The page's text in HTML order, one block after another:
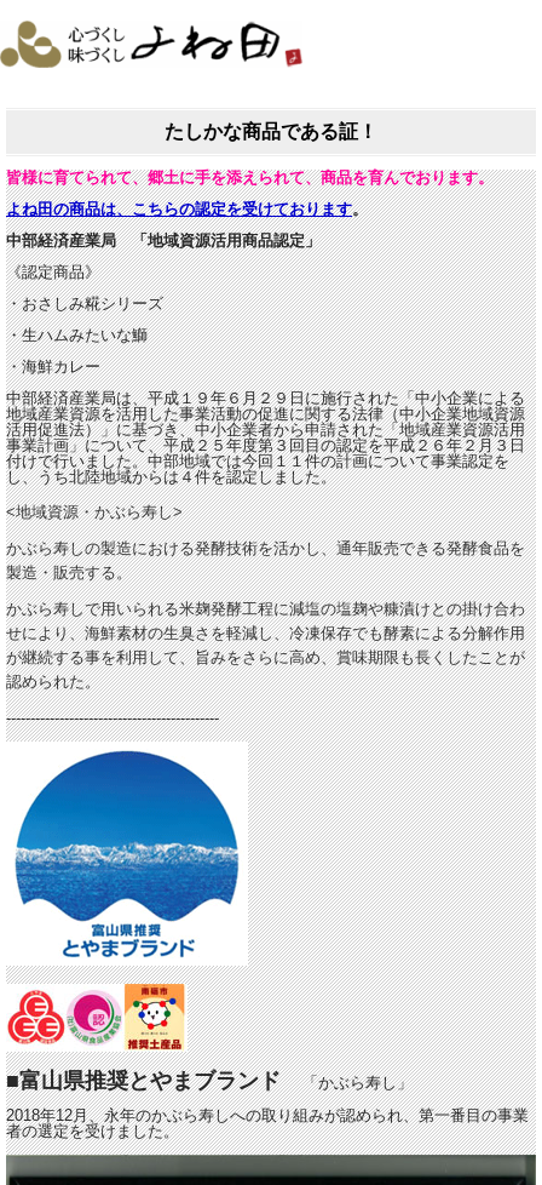
たしかな商品である証！
皆様に育てられて、郷土に手を添えられて、商品を育んでおります。
よね田の商品は、こちらの認定を受けております。
中部経済産業局「地域資源活用商品認定」
《認定商品》
・おさしみ糀シリーズ
・生ハムみたいな鰤
・海鮮カレー
中部経済産業局は、平成１９年６月２９日に施行された「中小企業による
地域産業資源を活用した事業活動の促進に関する法律（中小企業地域資源
活用促進法）」に基づき、中小企業者から申請された「地域産業資源活用
事業計画」について、平成２５年度第３回目の認定を平成２６年２月３日
付けで行いました。中部地域では今回１１件の計画について事業認定を
し、うち北陸地域からは４件を認定しました。
<地域資源・かぶら寿し>
かぶら寿しの製造における発酵技術を活かし、通年販売できる発酵食品を
製造・販売する。
かぶら寿しで用いられる米麹発酵工程に減塩の塩麹や糠漬けとの掛け合わ
せにより、海鮮素材の生臭さを軽減し、冷凍保存でも酵素による分解作用
が継続する事を利用して、旨みをさらに高め、賞味期限も長くしたことが
認められた。
--------------------------------------------
■富山県推奨とやまブランド「かぶら寿し」
2018年12月、永年のかぶら寿しへの取り組みが認められ、第一番目の事業
者の選定を受けました。